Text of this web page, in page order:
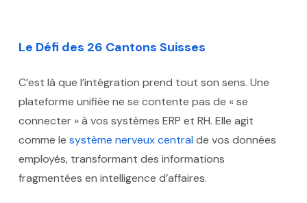
Le Défi des 26 Cantons Suisses
C’est là que l’intégration prend tout son sens. Une
plateforme unifiée ne se contente pas de « se
connecter » à vos systèmes ERP et RH. Elle agit
comme le système nerveux central de vos données
employés, transformant des informations
fragmentées en intelligence d’affaires.